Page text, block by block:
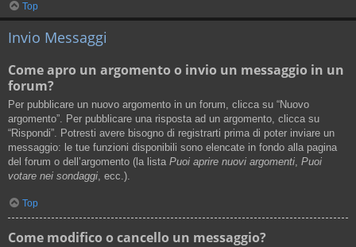
Top
Invio Messaggi
Come apro un argomento o invio un messaggio in un
forum?
Per pubblicare un nuovo argomento in un forum, clicca su “Nuovo
argomento”. Per pubblicare una risposta ad un argomento, clicca su
“Rispondi”. Potresti avere bisogno di registrarti prima di poter inviare un
messaggio: le tue funzioni disponibili sono elencate in fondo alla pagina
del forum o dell’argomento (la lista Puoi aprire nuovi argomenti, Puoi
votare nei sondaggi, ecc.).
Top
Come modifico o cancello un messaggio?